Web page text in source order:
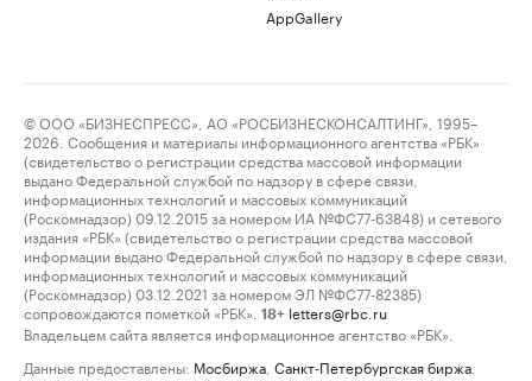
AppGallery
© ООО «БИЗНЕСПРЕСС», АО «РОСБИЗНЕСКОНСАЛТИНГ», 1995–
2026. Сообщения и материалы информационного агентства «РБК»
(свидетельство о регистрации средства массовой информации
выдано Федеральной службой по надзору в сфере связи,
информационных технологий и массовых коммуникаций
(Роскомнадзор) 09.12.2015 за номером ИА №ФС77-63848) и сетевого
издания «РБК» (свидетельство о регистрации средства массовой
информации выдано Федеральной службой по надзору в сфере связи,
информационных технологий и массовых коммуникаций
(Роскомнадзор) 03.12.2021 за номером ЭЛ №ФС77-82385)
сопровождаются пометкой «РБК».
18+ letters@rbc.ru
Владельцем сайта является информационное агентство «РБК».
Данные предоставлены: Мосбиржа Санкт-Петербургская биржа